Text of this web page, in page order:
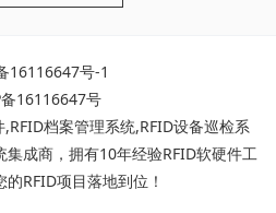
16116647号-1
16116647号
,RFID档案管理系统,RFID设备巡检系
集成商，拥有10年经验RFID软硬件工
RFID项目落地到位！